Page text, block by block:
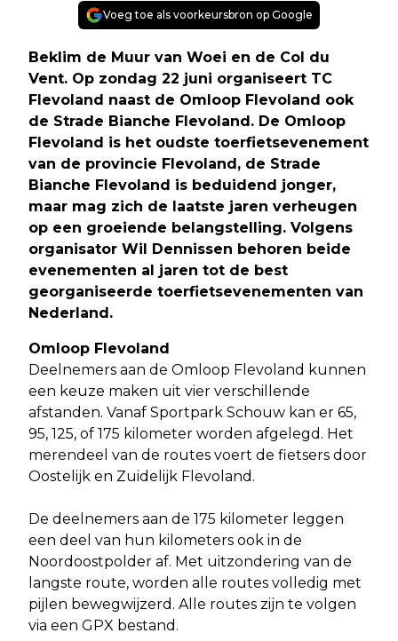
Voeg toe als voorkeursbron op Google
Beklim de Muur van Woei en de Col du
Vent. Op zondag 22 juni organiseert TC
Flevoland naast de Omloop Flevoland ook
de Strade Bianche Flevoland. De Omloop
Flevoland is het oudste toerfietsevenement
van de provincie Flevoland, de Strade
Bianche Flevoland is beduidend jonger,
maar mag zich de laatste jaren verheugen
op een groeiende belangstelling. Volgens
organisator Wil Dennissen behoren beide
evenementen al jaren tot de best
georganiseerde toerfietsevenementen van
Nederland.
Omloop Flevoland
Deelnemers aan de Omloop Flevoland kunnen
een keuze maken uit vier verschillende
afstanden. Vanaf Sportpark Schouw kan er 65,
95, 125, of 175 kilometer worden afgelegd. Het
merendeel van de routes voert de fietsers door
Oostelijk en Zuidelijk Flevoland.
De deelnemers aan de 175 kilometer leggen
een deel van hun kilometers ook in de
Noordoostpolder af. Met uitzondering van de
langste route, worden alle routes volledig met
pijlen bewegwijzerd. Alle routes zijn te volgen
via een GPX bestand.